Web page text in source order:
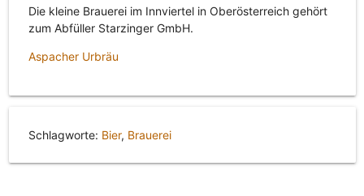
Die kleine Brauerei im Innviertel in Oberösterreich gehört
zum Abfüller Starzinger GmbH.
Aspacher Urbräu
Schlagworte: Bier, Brauerei